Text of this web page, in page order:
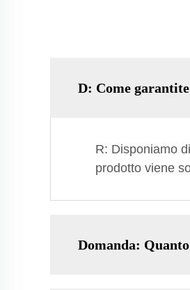
D: Come
R: Disponiamo
prodotto viene
Domanda: